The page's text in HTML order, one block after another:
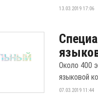
13.03.2019 17:06
Около 400
языковой
07.03.2019 11:44